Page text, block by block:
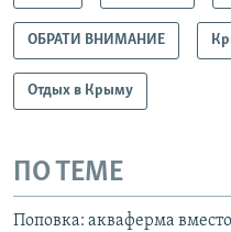
ОБРАТИ ВНИМАНИЕ
Отдых в Крыму
ПО ТЕМЕ
Поповка: акваферма